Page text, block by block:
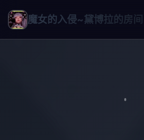
魔女的入侵~黛博拉的房间